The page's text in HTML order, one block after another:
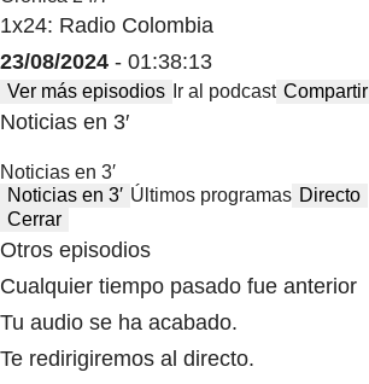
1x24: Radio Colombia
23/08/2024 - 01:38:13
Ver más episodios Ir al podcast Compartir
Noticias en 3′
Noticias en 3′
Noticias en 3′ Últimos programas Directo
Cerrar
Otros episodios
Cualquier tiempo pasado fue anterior
Tu audio se ha acabado.
Te redirigiremos al directo.